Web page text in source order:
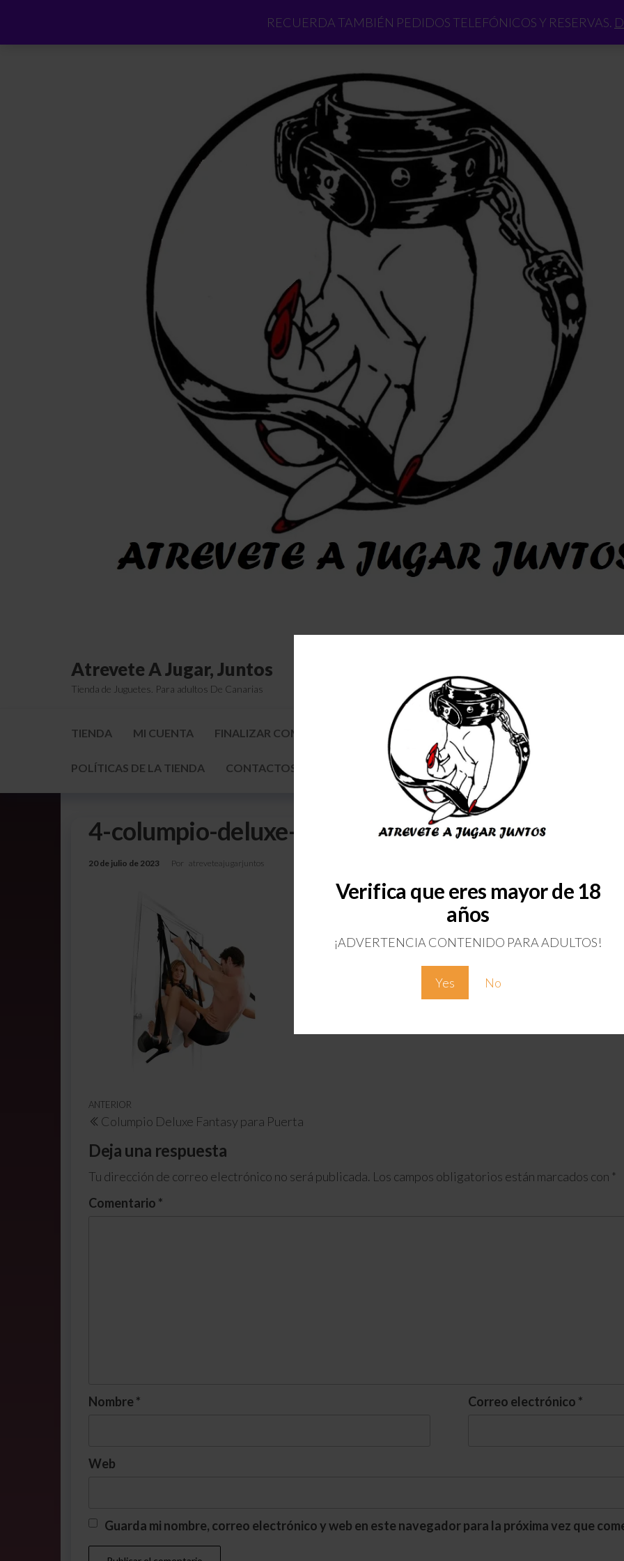
Verifica que eres mayor de 18
años
¡ADVERTENCIA CONTENIDO PARA ADULTOS!
Yes No
RECUERDA TAMBIÉN PEDIDOS TELEFÓNICOS Y RESERVAS.
Atrevete A Jugar, Juntos
Tienda de Juguetes. Para adultos De Canarias
TIENDA MI CUENTA FINALIZAR COMPRA QUIENES SOMOS COLABORADORES
POLÍTICAS DE LA TIENDA CONTACTOS Y CONSULTAS SERVICIOS
4-columpio-deluxe-fantasy-para-puerta
20 de julio de 2023 Por atreveteajugarjuntos
ANTERIOR
Columpio Deluxe Fantasy para Puerta
Deja una respuesta
Tu dirección de correo electrónico no será publicada. Los campos obligatorios están marcados con *
Comentario *
Nombre * Correo electrónico *
Web
Guarda mi nombre, correo electrónico y web en este navegador para la próxima vez que